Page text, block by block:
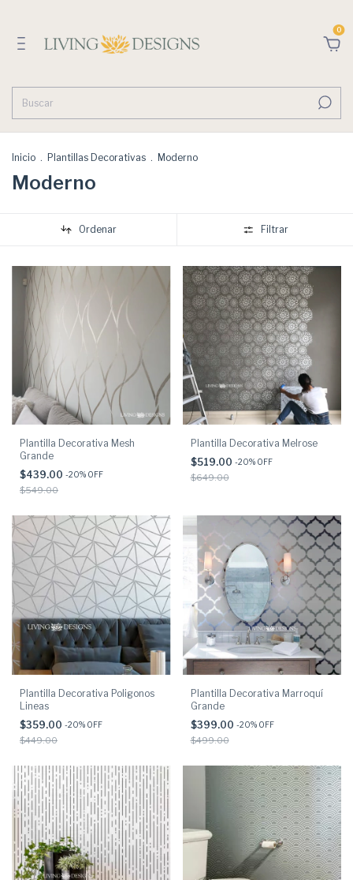
0
Inicio . Plantillas Decorativas . Moderno
Moderno
Ordenar Filtrar
Plantilla Decorativa Mesh
Grande
$439.00 -20% OFF
$549.00
Plantilla Decorativa Melrose
$519.00 -20% OFF
$649.00
Plantilla Decorativa Poligonos
Lineas
$359.00 -20% OFF
$449.00
Plantilla Decorativa Marroquí
Grande
$399.00 -20% OFF
$499.00